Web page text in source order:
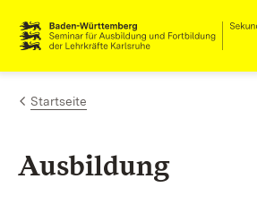
Zum Inhalt springen
Link zur Startseite
Startseite
Ausbildung